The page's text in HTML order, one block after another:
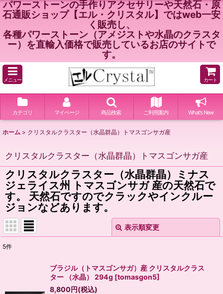
パワーストーンの手作りアクセサリーや天然石・原
石通販ショップ【エル・クリスタル】ではweb一安
く販売し、
各種パワーストーン（アメジストや水晶のクラスタ
ー）を直輸入価格で販売しているお店のサイトで
す。
メニュー カート
カテゴリ マイページ 商品検索 ご利用案内 What's New
ホーム > クリスタルクラスター（水晶群晶）トマスゴンサガ産
クリスタルクラスター（水晶群晶）トマスゴンサガ産
クリスタルクラスター（水晶群晶）ミナス
ジェライス州 トマスゴンサガ 産の天然石で
す。 天然石ですのでクラックやインクルー
ジョンなどあります。
表示順変更
5件
ブラジル（トマスゴンサガ）産 クリスタルクラス
ター （水晶） 294g [tomasgon5]
8,800円(税込)